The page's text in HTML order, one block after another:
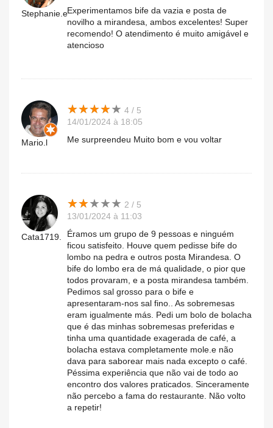
Stephanie.eExperimentamos bife da vazia e posta de
novilho a mirandesa, ambos excelentes! Super
recomendo! O atendimento é muito amigável e
atencioso
Mario.l
★★★★★
★★★★★ 4 / 5
14/01/2024 à 18:05
Me surpreendeu Muito bom e vou voltar
Cata1719.
★★★★★
★★★★★ 2 / 5
13/01/2024 à 11:03
Éramos um grupo de 9 pessoas e ninguém
ficou satisfeito. Houve quem pedisse bife do
lombo na pedra e outros posta Mirandesa. O
bife do lombo era de má qualidade, o pior que
todos provaram, e a posta mirandesa também.
Pedimos sal grosso para o bife e
apresentaram-nos sal fino.. As sobremesas
eram igualmente más. Pedi um bolo de bolacha
que é das minhas sobremesas preferidas e
tinha uma quantidade exagerada de café, a
bolacha estava completamente mole.e não
dava para saborear mais nada excepto o café.
Péssima experiência que não vai de todo ao
encontro dos valores praticados. Sinceramente
não percebo a fama do restaurante. Não volto
a repetir!